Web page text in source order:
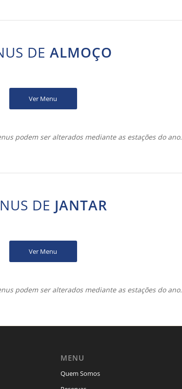
DE ALMOÇO
Ver Menu
podem ser alterados mediante as estações do ano.
DE JANTAR
Ver Menu
podem ser alterados mediante as estações do ano.
MENU
Quem Somos